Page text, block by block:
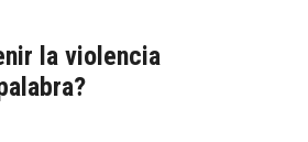
la violencia